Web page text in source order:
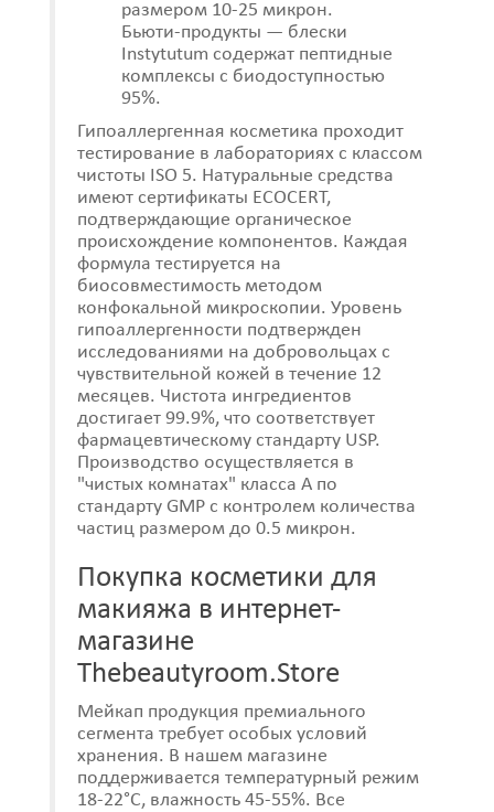
размером 10-25 микрон.
Бьюти-продукты — блески
Instytutum содержат пептидные
комплексы с биодоступностью
95%.
Гипоаллергенная косметика проходит
тестирование в лабораториях с классом
чистоты ISO 5. Натуральные средства
имеют сертификаты ECOCERT,
подтверждающие органическое
происхождение компонентов. Каждая
формула тестируется на
биосовместимость методом
конфокальной микроскопии. Уровень
гипоаллергенности подтвержден
исследованиями на добровольцах с
чувствительной кожей в течение 12
месяцев. Чистота ингредиентов
достигает 99.9%, что соответствует
фармацевтическому стандарту USP.
Производство осуществляется в
"чистых комнатах" класса А по
стандарту GMP с контролем количества
частиц размером до 0.5 микрон.
Покупка косметики для
макияжа в интернет-
магазине
Thebeautyroom.Store
Мейкап продукция премиального
сегмента требует особых условий
хранения. В нашем магазине
поддерживается температурный режим
18-22°C, влажность 45-55%. Все